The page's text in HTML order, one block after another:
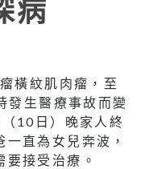
病
橫紋肌肉瘤，至
發生醫療事故而變
10日）晚家人終
直為女兒奔波，
接受治療。